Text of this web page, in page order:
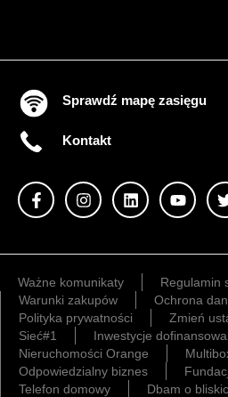
Sprawdź mapę zasięgu
Kontakt
Ważne komunikaty
Regulamin
Warunki zakupów
Ochrona
Polityka prywatności
Zmień
Sieć#1
Inwestycje
Nieruchomości Orange
Odpowiedzialny biznes
Telefon domowy
Dbam o